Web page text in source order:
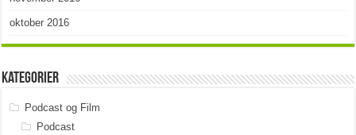
oktober 2016
Kategorier
Podcast og Film
Podcast